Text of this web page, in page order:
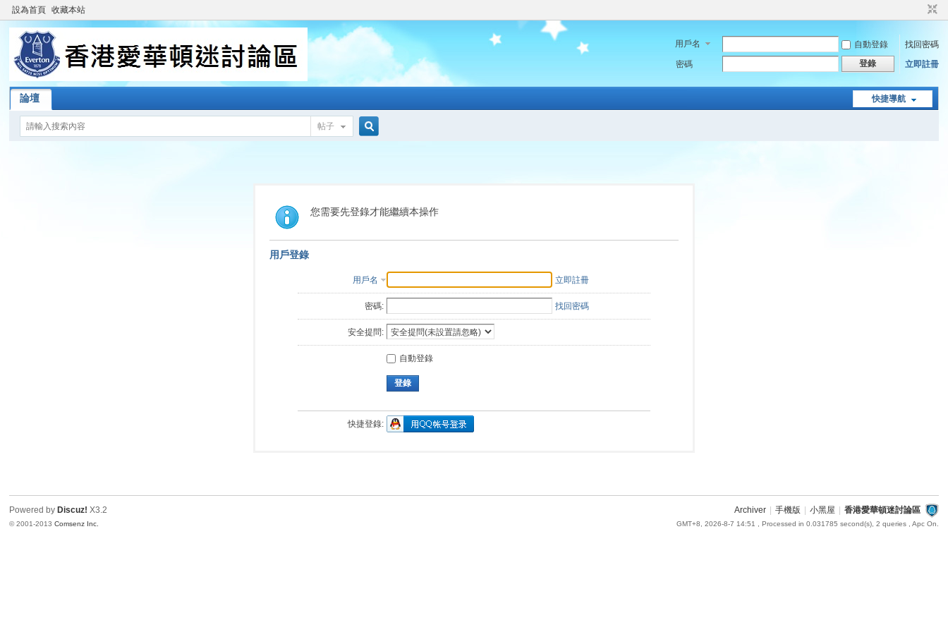
設為首頁 收藏本站
用戶名 自動登錄
找回密碼
密碼
登錄 立即註冊
快捷導航
論壇
帖子
索
您需要先登錄才能繼續本操作
用戶登錄
用戶名 立即註冊
密碼: 找回密碼
安全提問:
自動登錄
登錄
快捷登錄:
Archiver 手機版 小黑屋 香港愛華頓迷討論區
GMT+8, 2026-8-7 14:51 , Processed in 0.031785 second(s), 2 queries , Apc On.
Powered by Discuz! X3.2
© 2001-2013Comsenz Inc.